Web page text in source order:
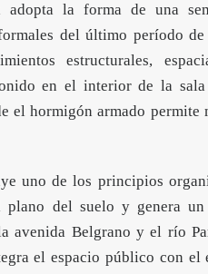
la forma de una
del último período de
estructurales,
en el interior de la
el hormigón armado permite
uno de los principios
del suelo y genera un
avenida Belgrano y el río
el espacio público con